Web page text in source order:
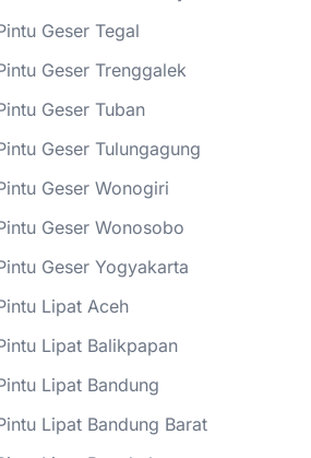
Geser Tegal
Geser Trenggalek
Geser Tuban
Geser Tulungagung
Geser Wonogiri
Geser Wonosobo
Geser Yogyakarta
Lipat Aceh
Lipat Balikpapan
Lipat Bandung
Lipat Bandung Barat